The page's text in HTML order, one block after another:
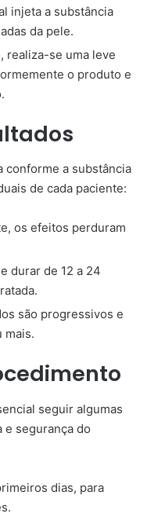
injeta a substância
da pele.​
realiza-se uma leve
o produto e
conforme a substância
de cada paciente:
os efeitos perduram
durar de 12 a 24
são progressivos e
mais.​
seguir algumas
e segurança do
dias, para